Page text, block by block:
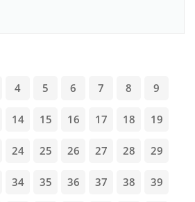
4 5 6 7 8 9
14 15 16 17 18 19
24 25 26 27 28 29
34 35 36 37 38 39